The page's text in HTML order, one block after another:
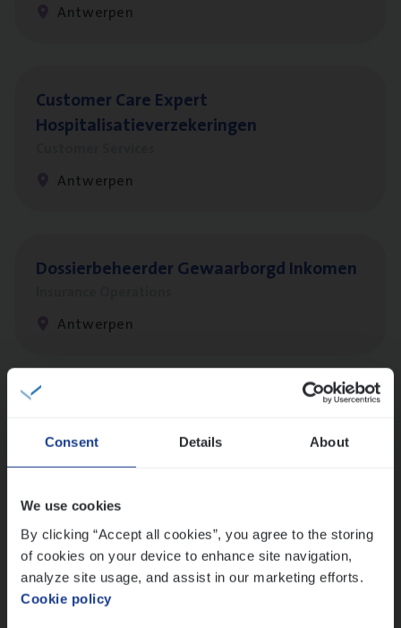
Consent Details About
We use cookies
By clicking “Accept all cookies”, you agree to the storing
of cookies on your device to enhance site navigation,
analyze site usage, and assist in our marketing efforts.
Cookie policy
Antwerpen
Cus­to­mer Care Expert
Hospitalisatieverzekeringen
Antwerpen
Dos­sier­be­heer­der Gewaar­borgd Inkomen
Antwerpen
Dos­sier­be­heer­der Onder­ne­min­gen Van­b­
re­da Huys­mans — Mechelen
Dos­sier­be­heer­der Pro­per­ty verzekeringen
Insurance Operations